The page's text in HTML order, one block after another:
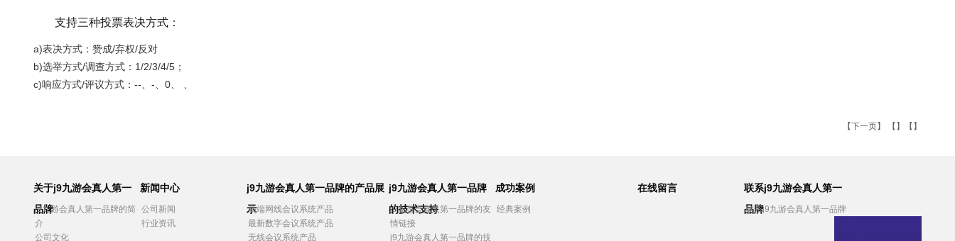
支持三种投票表决方式：
a)表决方式：赞成/弃权/反对
b)选举方式/调查方式：1/2/3/4/5；
c)响应方式/评议方式：--、-、0、 、
【下一页】 【】【】
关于j9九游会真人第一
品牌
j9九游会真人第一品牌的简
介
公司文化
新闻中心
公司新闻
行业资讯
j9九游会真人第一品牌的产品展
示
高端网线会议系统产品
最新数字会议系统产品
无线会议系统产品
j9九游会真人第一品牌
的技术支持
j9九游会真人第一品牌的友
情链接
j9九游会真人第一品牌的技
成功案例
经典案例
在线留言
联系j9九游会真人第一
品牌
联系j9九游会真人第一品牌